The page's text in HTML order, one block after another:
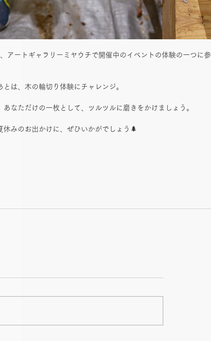
アートギャラリーミヤウチで開催中のイベントの体験の一つに参
は、木の輪切り体験にチャレンジ。
なただけの一枚として、ツルツルに磨きをかけましょう。
みのお出かけに、ぜひいかがでしょう🌲